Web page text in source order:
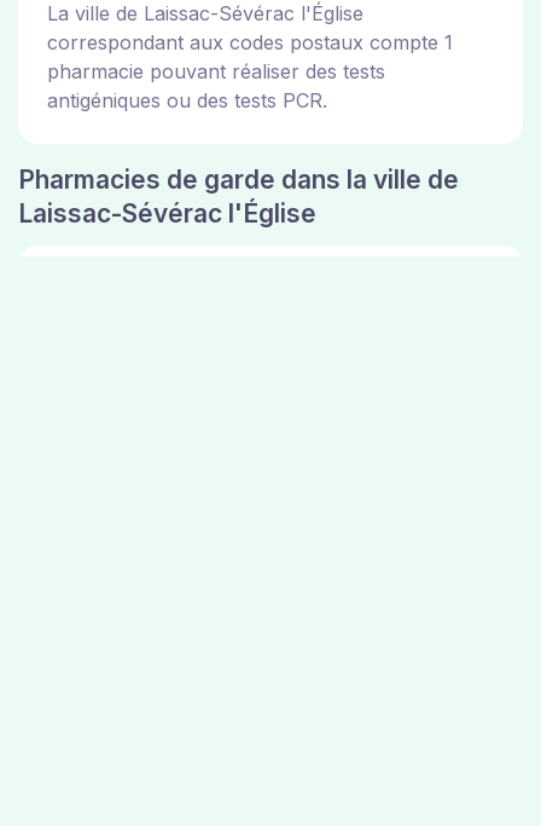
La ville de Laissac-Sévérac l'Église
correspondant aux codes postaux compte 1
pharmacie pouvant réaliser des tests
antigéniques ou des tests PCR.
Pharmacies de garde dans la ville de
Laissac-Sévérac l'Église